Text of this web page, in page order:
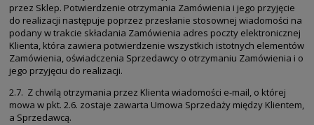
przez Sklep. Potwierdzenie otrzymania Zamówienia i jego przyjęcie
do realizacji następuje poprzez przesłanie stosownej wiadomości na
podany w trakcie składania Zamówienia adres poczty elektronicznej
Klienta, która zawiera potwierdzenie wszystkich istotnych elementów
Zamówienia, oświadczenia Sprzedawcy o otrzymaniu Zamówienia i o
jego przyjęciu do realizacji.
2.7. Z chwilą otrzymania przez Klienta wiadomości e-mail, o której
mowa w pkt. 2.6. zostaje zawarta Umowa Sprzedaży między Klientem,
a Sprzedawcą.